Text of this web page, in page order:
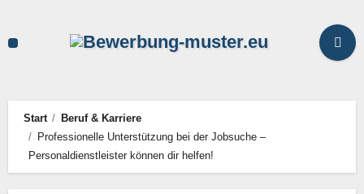
Start
Beruf & Karriere
Professionelle Unterstützung bei der Jobsuche –
Personaldienstleister können dir helfen!